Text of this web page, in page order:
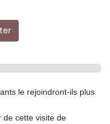
le rejoindront-ils plus
de cette visite de